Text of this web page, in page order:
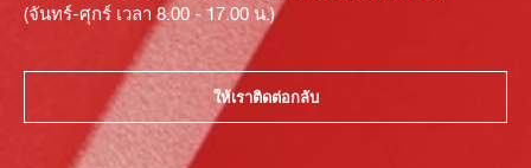
(จันทร์-ศุกร์ เวลา 8.00 - 17.00 น.)
ให้เราติดต่อกลับ